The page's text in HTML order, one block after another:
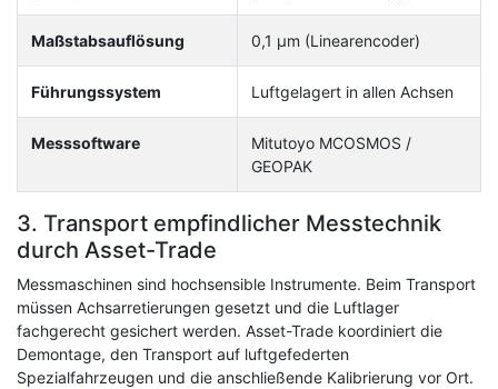
Maßstabsauflösung 0,1 µm (Linearencoder)
Führungssystem Luftgelagert in allen Achsen
Messsoftware
Mitutoyo MCOSMOS /
GEOPAK
3. Transport empfindlicher Messtechnik
durch Asset-Trade
Messmaschinen sind hochsensible Instrumente. Beim Transport
müssen Achsarretierungen gesetzt und die Luftlager
fachgerecht gesichert werden. Asset-Trade koordiniert die
Demontage, den Transport auf luftgefederten
Spezialfahrzeugen und die anschließende Kalibrierung vor Ort.